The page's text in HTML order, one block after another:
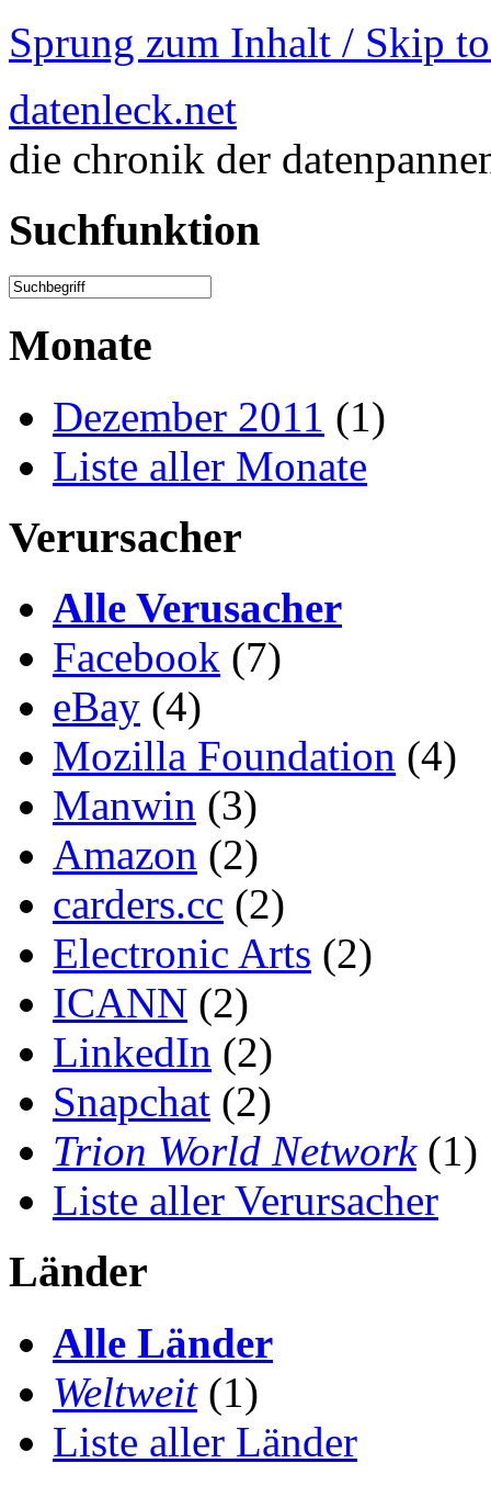
Sprung zum Inhalt / Skip
datenleck.net
die chronik der
Suchfunktion
Monate
Dezember 2011 (1)
Liste aller Monate
Verursacher
Alle Verusacher
Facebook (7)
eBay (4)
Mozilla Foundation (4)
Manwin (3)
Amazon (2)
carders.cc (2)
Electronic Arts (2)
ICANN (2)
LinkedIn (2)
Snapchat (2)
Trion World Network(1)
Liste aller Verursacher
Länder
Alle Länder
Weltweit(1)
Liste aller Länder